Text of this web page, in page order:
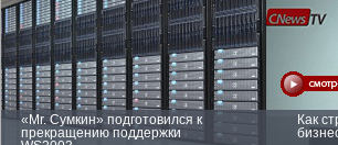
«Mr. Сумкин» подготовился к
прекращению поддержки
Как